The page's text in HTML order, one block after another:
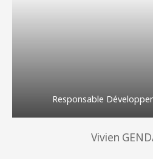
Responsable
Vivien